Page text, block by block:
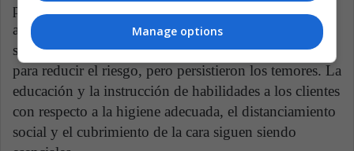
programas que tenían que mantener algunas
actividades en persona, las preocupaciones de
seguridad eran prominentes. Se hicieron esfuerzos
para reducir el riesgo, pero persistieron los temores. La
educación y la instrucción de habilidades a los clientes
con respecto a la higiene adecuada, el distanciamiento
social y el cubrimiento de la cara siguen siendo
Manage options